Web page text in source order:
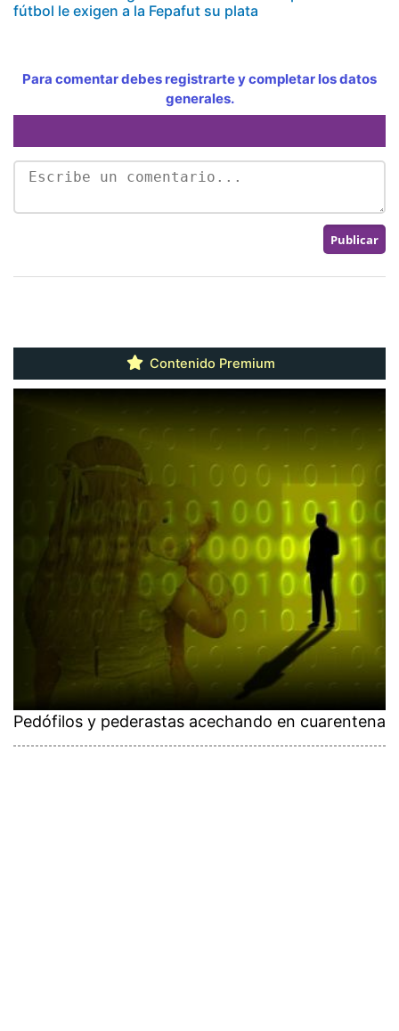
fútbol le exigen a la Fepafut su plata
Para comentar debes registrarte y completar los datos
generales.
Contenido Premium
Pedófilos y pederastas acechando en cuarentena